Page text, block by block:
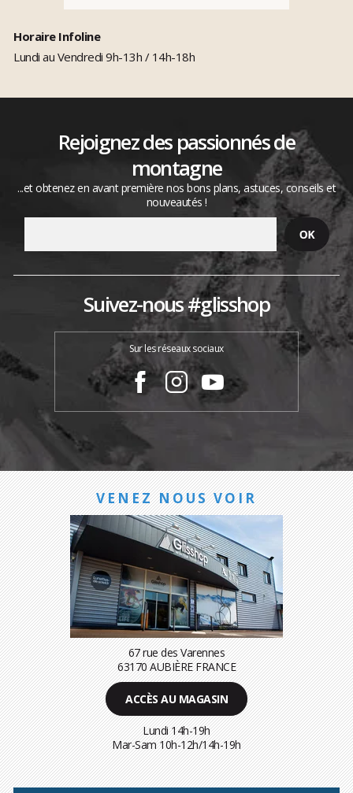
Horaire Infoline
Lundi au Vendredi 9h-13h / 14h-18h
Rejoignez des passionnés de
montagne
...et obtenez en avant première nos bons plans, astuces, conseils et
nouveautés !
Suivez-nous #glisshop
Sur les réseaux sociaux
VENEZ NOUS VOIR
67 rue des Varennes
63170 AUBIÈRE FRANCE
ACCÈS AU MAGASIN
Lundi 14h-19h
Mar-Sam 10h-12h/14h-19h